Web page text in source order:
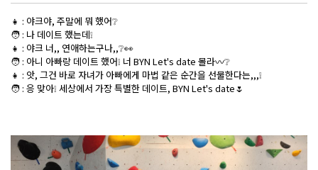
👧 : 야크야, 주말에 뭐 했어❔
🧑 : 나 데이트 했는데❕
👧 : 야크 너,, 연애하는구나,,❔👀
🧑 : 아니 아빠랑 데이트 했어❕ 너 BYN Let's date 몰라〰❔
👧 : 앗, 그건 바로 자녀가 아빠에게 마법 같은 순간을 선물한다는,,,❕
🧑 : 응 맞아❕ 세상에서 가장 특별한 데이트, BYN Let's date🌷